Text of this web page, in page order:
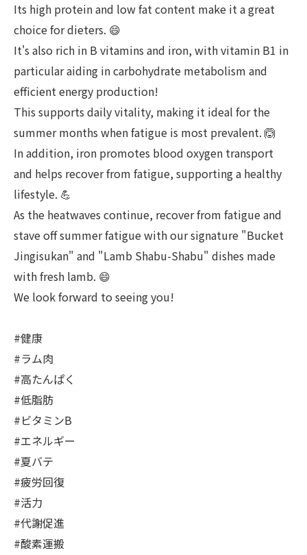
Its high protein and low fat content make it a great
choice for dieters. 😄
It's also rich in B vitamins and iron, with vitamin B1 in
particular aiding in carbohydrate metabolism and
efficient energy production!
This supports daily vitality, making it ideal for the
summer months when fatigue is most prevalent. 🙆
In addition, iron promotes blood oxygen transport
and helps recover from fatigue, supporting a healthy
lifestyle. 💪
As the heatwaves continue, recover from fatigue and
stave off summer fatigue with our signature "Bucket
Jingisukan" and "Lamb Shabu-Shabu" dishes made
with fresh lamb. 😄
We look forward to seeing you!
#健康
#ラム肉
#高たんぱく
#低脂肪
#ビタミンB
#エネルギー
#夏バテ
#疲労回復
#活力
#代謝促進
#酸素運搬